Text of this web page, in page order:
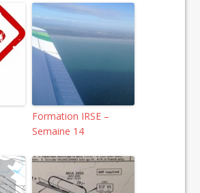
Formation IRSE –
Semaine 14